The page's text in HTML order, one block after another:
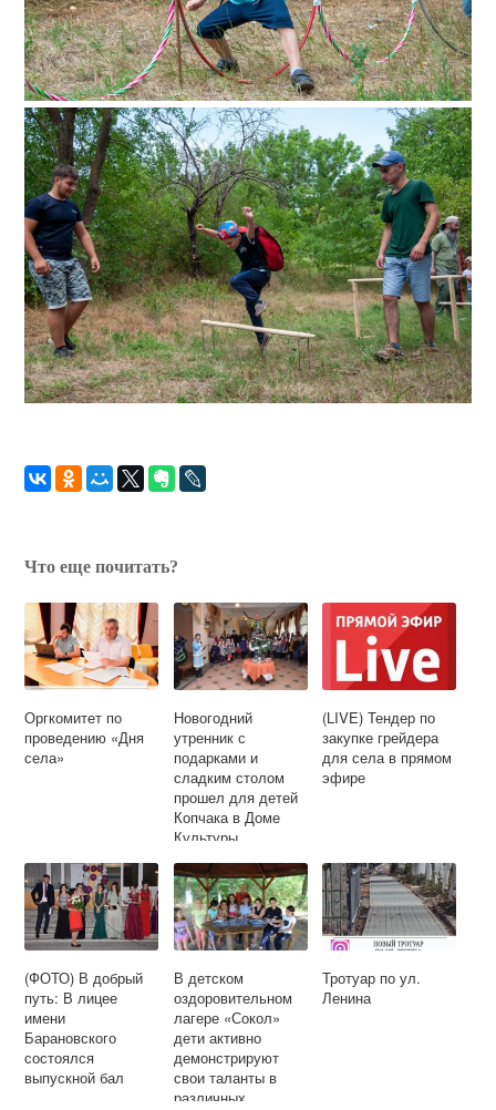
Что еще почитать?
Оргкомитет по
проведению «Дня
села»
Новогодний
утренник с
подарками и
сладким столом
прошел для детей
Копчака в Доме
Культуры
(LIVE) Тендер по
закупке грейдера
для села в прямом
эфире
(ФОТО) В добрый
путь: В лицее
имени
Барановского
состоялся
выпускной бал
В детском
оздоровительном
лагере «Сокол»
дети активно
демонстрируют
свои таланты в
различных
Тротуар по ул.
Ленина